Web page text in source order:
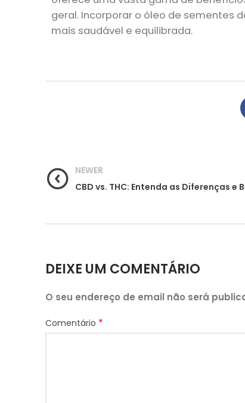
geral. Incorporar o óleo de sementes
mais saudável e equilibrada.
NEWER
CBD vs. THC: Entenda as Diferenças e
DEIXE UM COMENTÁRIO
O seu endereço de email não será
Comentário *